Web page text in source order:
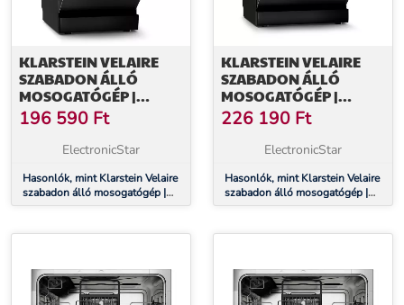
KLARSTEIN VELAIRE
SZABADON ÁLLÓ
MOSOGATÓGÉP |
MINIMALISTA,
KOMPAKT, NAGY
TELJESÍTMÉNYŰ | EEC B |
196 590 Ft
ElectronicStar
Hasonlók, mint Klarstein Velaire
szabadon álló mosogatógép |
Minimalista, kompakt, nagy
KLARSTEIN VELAIRE
SZABADON ÁLLÓ
MOSOGATÓGÉP |
MINIMALISTA,
ELEGÁNS, NAGY
TELJESÍTMÉNYŰ | EEC A |
226 190 Ft
ElectronicStar
Hasonlók, mint Klarstein Velaire
szabadon álló mosogatógép |
Minimalista, elegáns, nagy